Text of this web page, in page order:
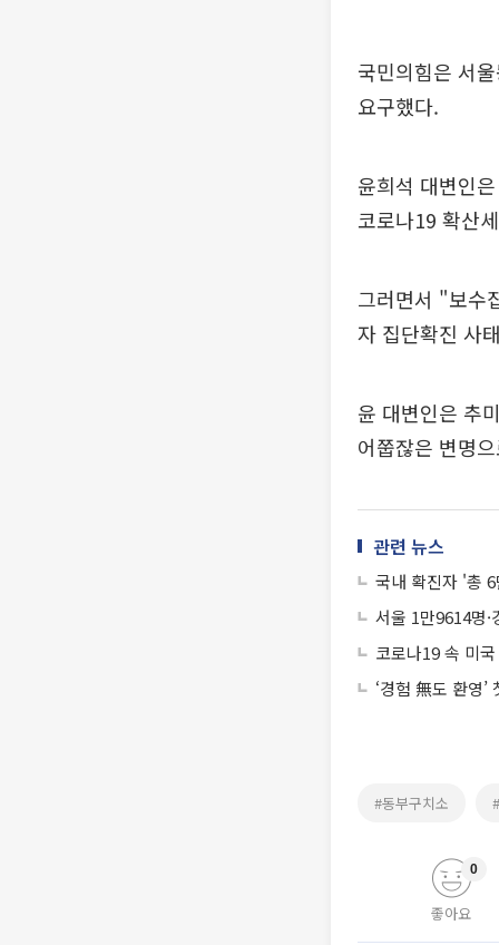
국민의힘은 서
요구했다.
윤희석 대변인
코로나19 확산
그러면서 "보수
자 집단확진 사
윤 대변인은 추
어쭙잖은 변명
관련 뉴스
국내 확진자 '총
서울 1만9614명·
코로나19 속 미
‘경험 無도 환영
#동부구치소
좋아요
0